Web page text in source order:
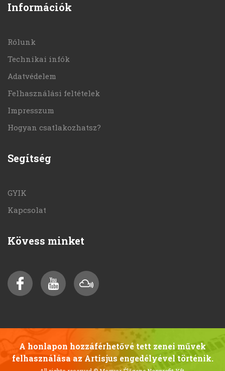
Információk
Rólunk
Technikai infók
Adatvédelem
Felhasználási feltételek
Impresszum
Hogyan csatlakozhatsz?
Segítség
GYIK
Kapcsolat
Kövess minket
A honlapon hozzáférhetővé tett zenei művek
felhasználása az Artisjus engedélyével történik.